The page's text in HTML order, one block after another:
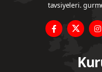
tavsiyeleri.